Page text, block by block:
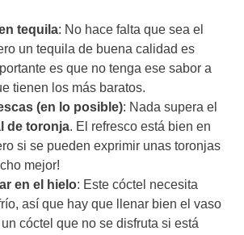
tequila: No hace falta que sea el
un tequila de buena calidad es
es que no tenga ese sabor a
tienen los más baratos.
(en lo posible): Nada supera el
de toronja. El refresco está bien en
si se pueden exprimir unas toronjas
mejor!
en el hielo: Este cóctel necesita
así que hay que llenar bien el vaso
cóctel que no se disfruta si está